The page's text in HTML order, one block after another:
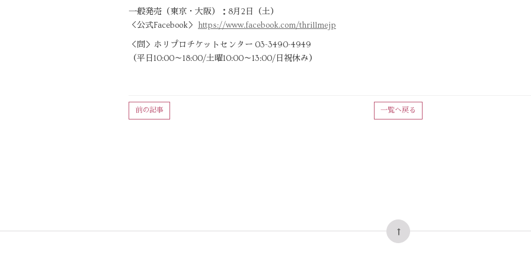
一般発売（東京・大阪）：8月2日（土）
＜公式Facebook＞ https://www.facebook.com/thrillmejp
＜問＞ホリプロチケットセンター 03-3490-4949
（平日10:00～18:00/土曜10:00～13:00/日祝休み）
一覧へ戻る
前の記事